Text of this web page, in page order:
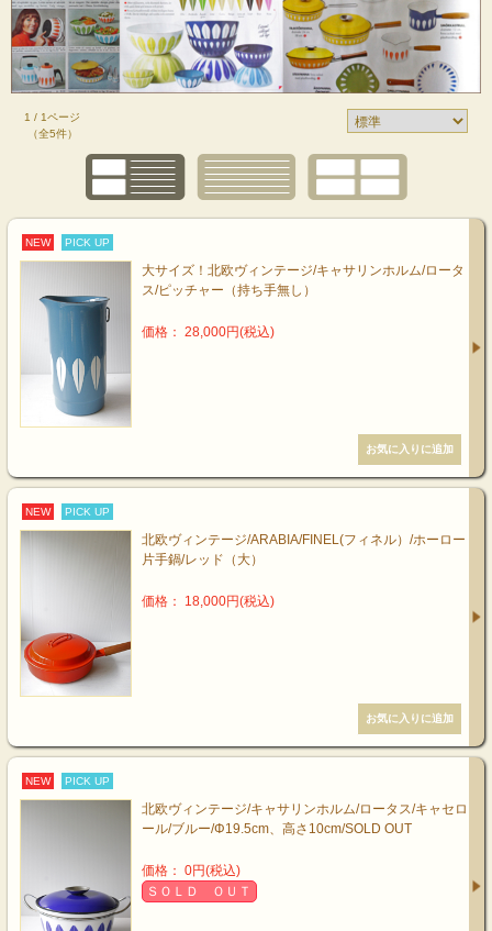
1 / 1ページ
（全5件）
NEW PICK UP
大サイズ！北欧ヴィンテージ/キャサリンホルム/ロータ
ス/ピッチャー（持ち手無し）
価格： 28,000円(税込)
NEW PICK UP
北欧ヴィンテージ/ARABIA/FINEL(フィネル）/ホーロー
片手鍋/レッド（大）
価格： 18,000円(税込)
NEW PICK UP
北欧ヴィンテージ/キャサリンホルム/ロータス/キャセロ
ール/ブルー/Φ19.5cm、高さ10cm/SOLD OUT
価格： 0円(税込)
ＳＯＬＤ ＯＵＴ